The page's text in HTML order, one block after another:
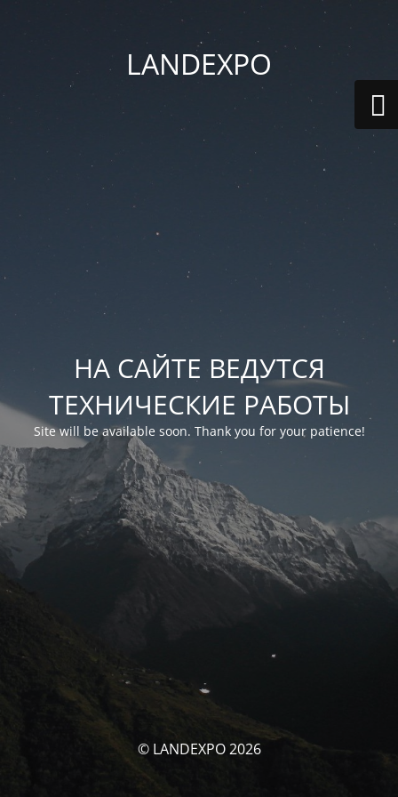
LANDEXPO
НА САЙТЕ ВЕДУТСЯ
ТЕХНИЧЕСКИЕ РАБОТЫ
Site will be available soon. Thank you for your patience!
© LANDEXPO 2026